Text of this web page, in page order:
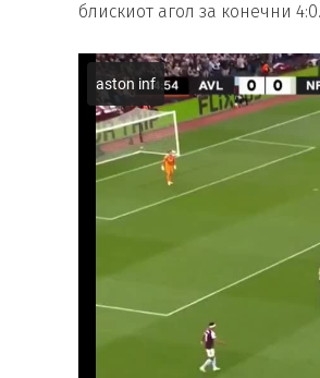
блискиот агол за конечни 4:0.